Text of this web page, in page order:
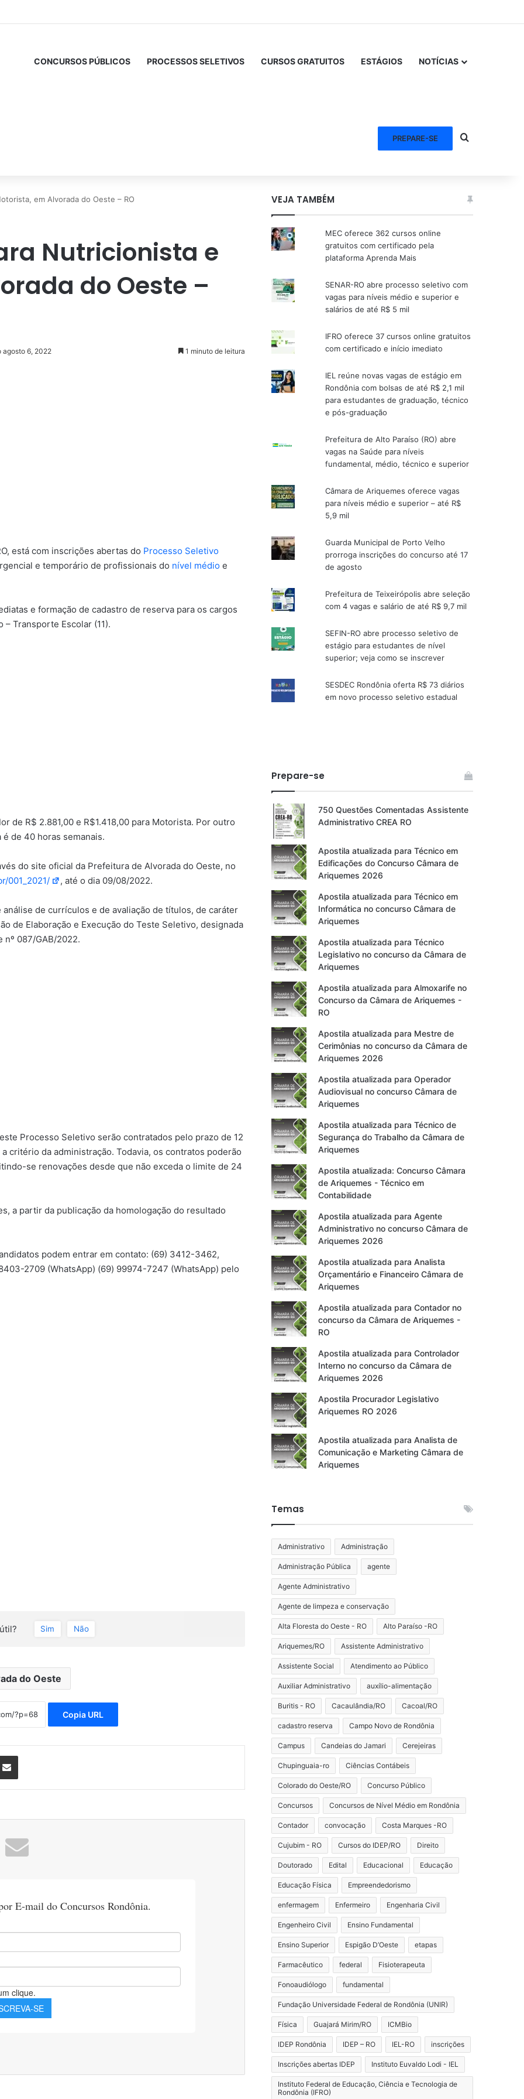
CONCURSOS PÚBLICOS PROCESSOS SELETIVOS CURSOS GRATUITOS ESTÁGIOS NOTÍCIAS
PREPARE-SE Procurar por
em Alvorada do Oeste – RO
Nutricionista e
do Oeste –
agosto 6, 2022 1 minuto de leitura
está com inscrições abertas do Processo Seletivo
e temporário de profissionais do nível médio e
e formação de cadastro de reserva para os cargos
Transporte Escolar (11).
de R$ 2.881,00 e R$1.418,00 para Motorista. Por outro
de 40 horas semanais.
do site oficial da Prefeitura de Alvorada do Oeste, no
001_2021/ , até o dia 09/08/2022.
de currículos e de avaliação de títulos, de caráter
de Elaboração e Execução do Teste Seletivo, designada
nº 087/GAB/2022.
Processo Seletivo serão contratados pelo prazo de 12
critério da administração. Todavia, os contratos poderão
se renovações desde que não exceda o limite de 24
a partir da publicação da homologação do resultado
podem entrar em contato: (69) 3412-3462,
2709 (WhatsApp) (69) 99974-7247 (WhatsApp) pelo
Sim Não
do Oeste
Copia URL
Compartilhar via e-mail
VEJA TAMBÉM
MEC oferece 362 cursos online
gratuitos com certificado pela
plataforma Aprenda Mais
SENAR-RO abre processo seletivo com
vagas para níveis médio e superior e
salários de até R$ 5 mil
IFRO oferece 37 cursos online gratuitos
com certificado e início imediato
IEL reúne novas vagas de estágio em
Rondônia com bolsas de até R$ 2,1 mil
para estudantes de graduação, técnico
e pós-graduação
Prefeitura de Alto Paraíso (RO) abre
vagas na Saúde para níveis
fundamental, médio, técnico e superior
Câmara de Ariquemes oferece vagas
para níveis médio e superior – até R$
5,9 mil
Guarda Municipal de Porto Velho
prorroga inscrições do concurso até 17
de agosto
Prefeitura de Teixeirópolis abre seleção
com 4 vagas e salário de até R$ 9,7 mil
SEFIN-RO abre processo seletivo de
estágio para estudantes de nível
superior; veja como se inscrever
SESDEC Rondônia oferta R$ 73 diários
em novo processo seletivo estadual
Prepare-se
750 Questões Comentadas Assistente
Administrativo CREA RO
Apostila atualizada para Técnico em
Edificações do Concurso Câmara de
Ariquemes 2026
Apostila atualizada para Técnico em
Informática no concurso Câmara de
Ariquemes
Apostila atualizada para Técnico
Legislativo no concurso da Câmara de
Ariquemes
Apostila atualizada para Almoxarife no
Concurso da Câmara de Ariquemes -
RO
Apostila atualizada para Mestre de
Cerimônias no concurso da Câmara de
Ariquemes 2026
Apostila atualizada para Operador
Audiovisual no concurso Câmara de
Ariquemes
Apostila atualizada para Técnico de
Segurança do Trabalho da Câmara de
Ariquemes
Apostila atualizada: Concurso Câmara
de Ariquemes - Técnico em
Contabilidade
Apostila atualizada para Agente
Administrativo no concurso Câmara de
Ariquemes 2026
Apostila atualizada para Analista
Orçamentário e Financeiro Câmara de
Ariquemes
Apostila atualizada para Contador no
concurso da Câmara de Ariquemes -
RO
Apostila atualizada para Controlador
Interno no concurso da Câmara de
Ariquemes 2026
Apostila Procurador Legislativo
Ariquemes RO 2026
Apostila atualizada para Analista de
Comunicação e Marketing Câmara de
Ariquemes
Temas
Administrativo Administração
Administração Pública agente
Agente Administrativo
Agente de limpeza e conservação
Alta Floresta do Oeste - RO Alto Paraíso -RO
Ariquemes/RO Assistente Administrativo
Assistente Social Atendimento ao Público
Auxiliar Administrativo auxílio-alimentação
Buritis - RO Cacaulândia/RO Cacoal/RO
cadastro reserva Campo Novo de Rondônia
Campus Candeias do Jamari Cerejeiras
Chupinguaia-ro Ciências Contábeis
Colorado do Oeste/RO Concurso Público
Concursos Concursos de Nível Médio em Rondônia
Contador convocação Costa Marques -RO
Cujubim - RO Cursos do IDEP/RO Direito
Doutorado Edital Educacional Educação
Educação Física Empreendedorismo
enfermagem Enfermeiro Engenharia Civil
Engenheiro Civil Ensino Fundamental
Ensino Superior Espigão D’Oeste etapas
Farmacêutico federal Fisioterapeuta
Fonoaudiólogo fundamental
Fundação Universidade Federal de Rondônia (UNIR)
Física Guajará Mirim/RO ICMBio
IDEP Rondônia IDEP – RO IEL-RO inscrições
Inscrições abertas IDEP Instituto Euvaldo Lodi - IEL
Instituto Federal de Educação, Ciência e Tecnologia de
Rondônia (IFRO)